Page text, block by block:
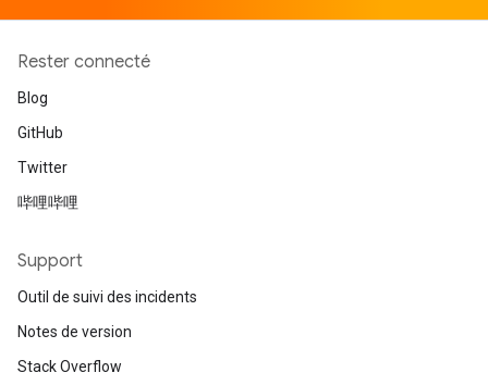
Rester connecté
Blog
GitHub
Twitter
哔哩哔哩
Support
Outil de suivi des incidents
Notes de version
Stack Overflow